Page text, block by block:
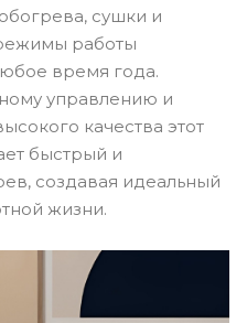
сушки и
работы
время года.
управлению и
качества этот
быстрый и
создавая идеальный
жизни.